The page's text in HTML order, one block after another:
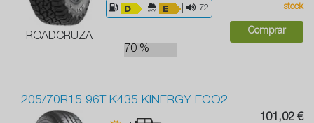
ROADCRUZA
72
70 %
stock
Comprar
205/70R15 96T K435 KINERGY ECO2
101,02 €